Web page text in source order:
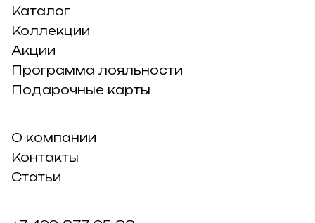
Каталог
Коллекции
Акции
Программа лояльности
Подарочные карты
О компании
Контакты
Статьи